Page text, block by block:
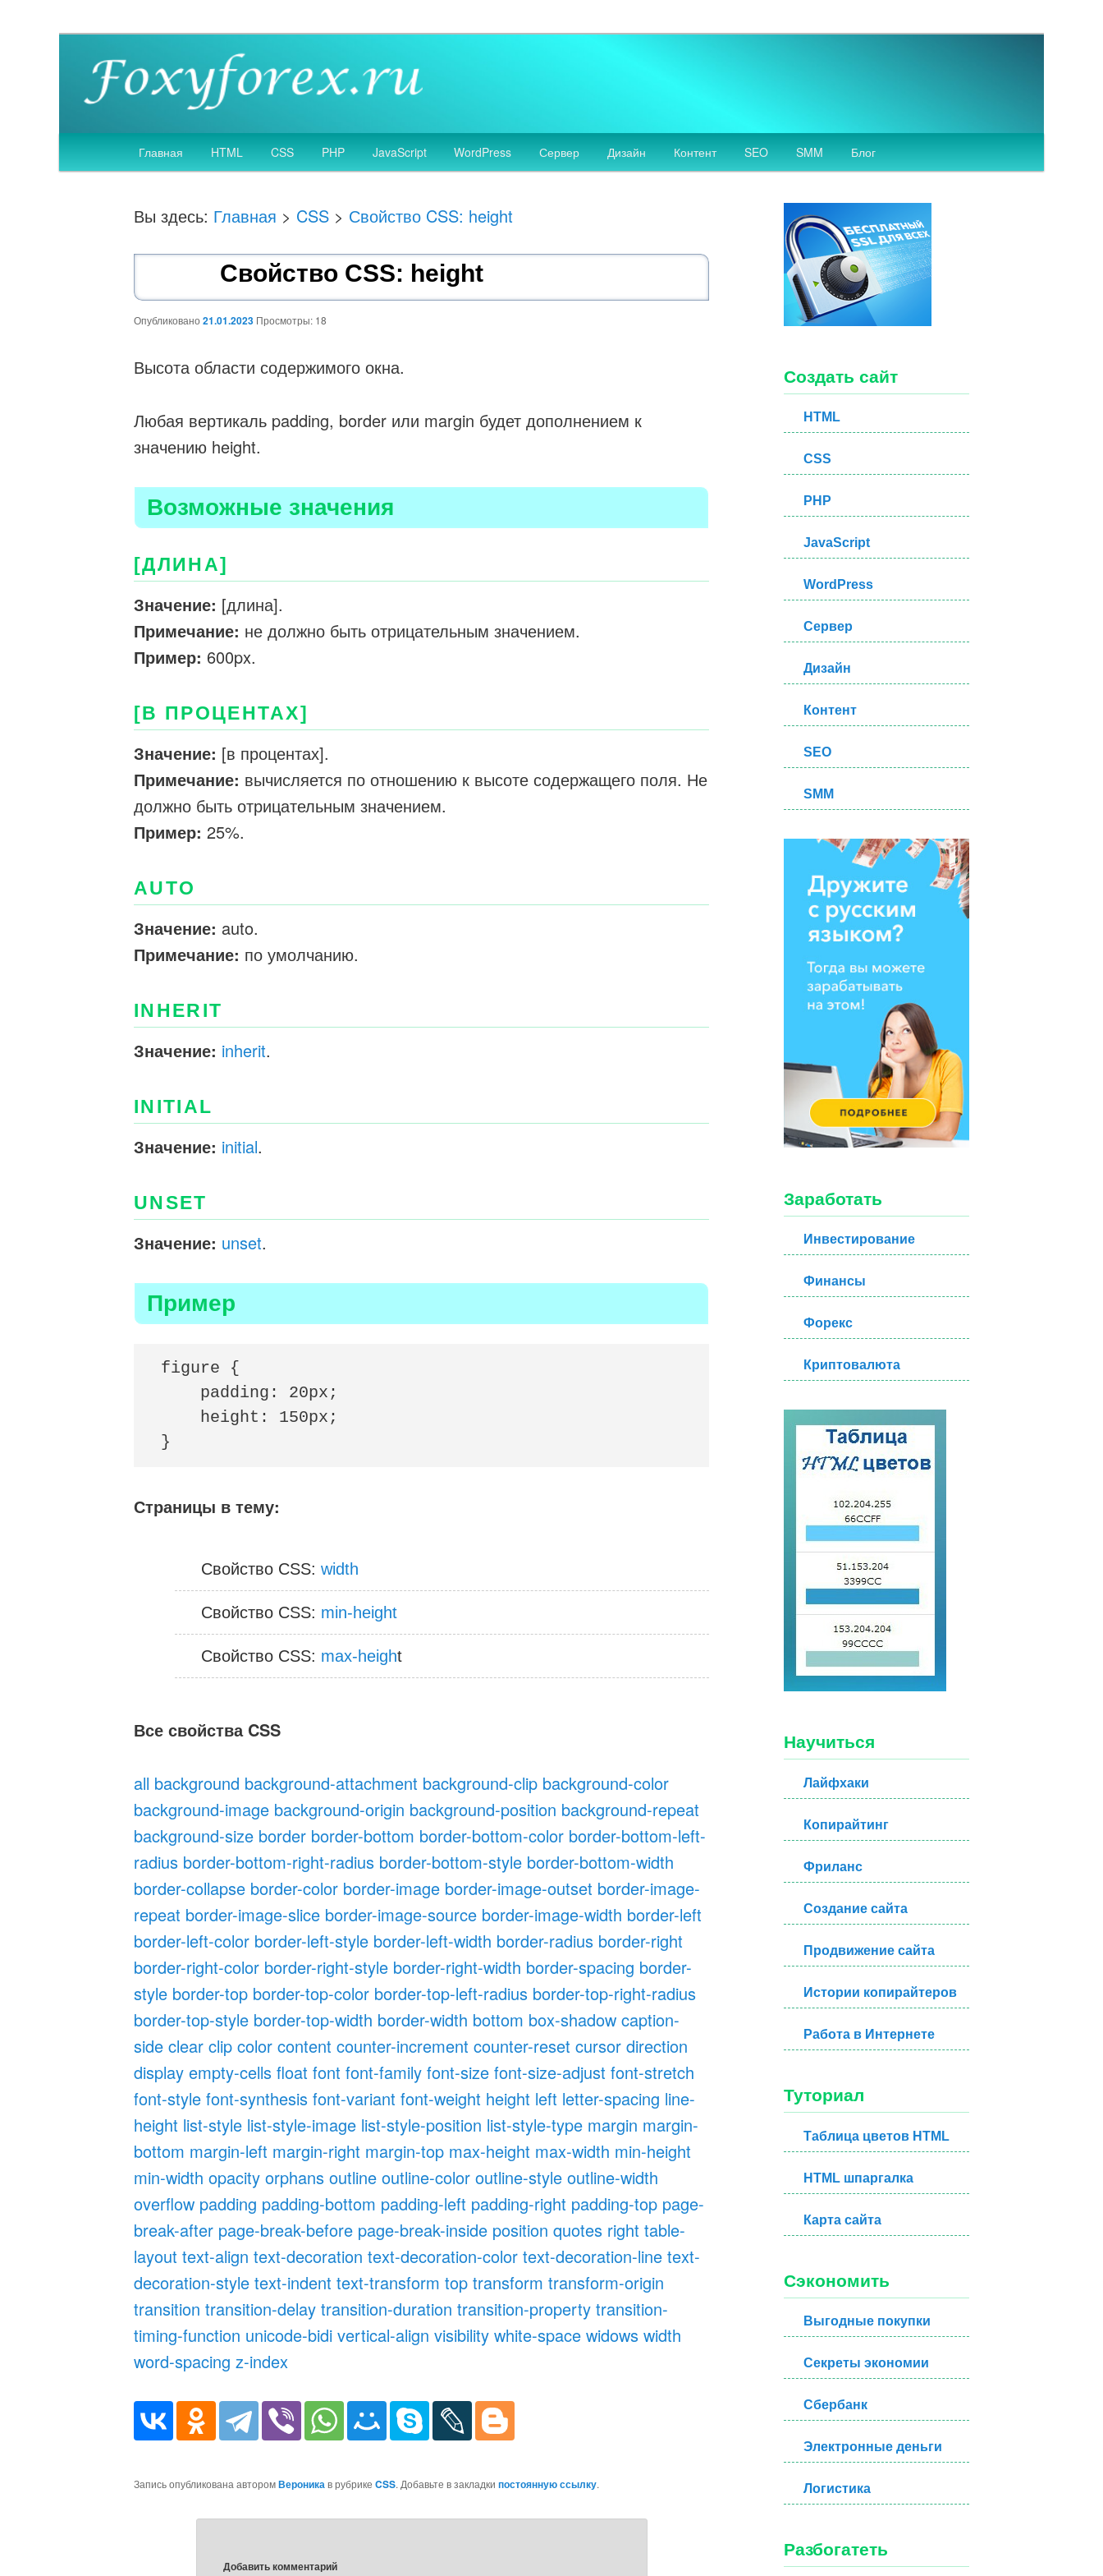
Веб дизайн и разработка сайтов
меню
Перейти
к
основному
содержимому
Главная HTML CSS PHP JavaScript WordPress Сервер Дизайн Контент SEO SMM Блог
Вы здесь: Главная > CSS > Свойство CSS: height
Свойство CSS: height
Опубликовано21.01.2023 Просмотры: 18
Высота области содержимого окна.
Любая вертикаль padding, border или margin будет дополнением к
значению height.
Возможные значения
[ДЛИНА]
Значение: [длина].
Примечание: не должно быть отрицательным значением.
Пример: 600px.
[В ПРОЦЕНТАХ]
Значение: [в процентах].
Примечание: вычисляется по отношению к высоте содержащего поля. Не
должно быть отрицательным значением.
Пример: 25%.
AUTO
Значение: auto.
Примечание: по умолчанию.
INHERIT
Значение: inherit.
INITIAL
Значение: initial.
UNSET
Значение: unset.
Пример
figure {
    padding: 20px;
    height: 150px;
}
Страницы в тему:
Свойство CSS:width
Свойство CSS: min-height
Свойство CSS: max-height
Все свойства CSS
all background background-attachment background-clip background-color
background-image background-origin background-position background-repeat
background-size border border-bottom border-bottom-color border-bottom-left-
radius border-bottom-right-radius border-bottom-style border-bottom-width
border-collapse border-color border-image border-image-outset border-image-
repeat border-image-slice border-image-source border-image-width border-left
border-left-color border-left-style border-left-width border-radius border-right
border-right-color border-right-style border-right-width border-spacing border-
style border-top border-top-color border-top-left-radius border-top-right-radius
border-top-style border-top-width border-width bottom box-shadow caption-
side clear clip color content counter-increment counter-reset cursor direction
display empty-cells float font font-family font-size font-size-adjust font-stretch
font-style font-synthesis font-variant font-weight height left letter-spacing line-
height list-style list-style-image list-style-position list-style-type margin margin-
bottom margin-left margin-right margin-top max-height max-width min-height
min-width opacity orphans outline outline-color outline-style outline-width
overflow padding padding-bottom padding-left padding-right padding-top page-
break-after page-break-before page-break-inside position quotes right table-
layout text-align text-decoration text-decoration-color text-decoration-line text-
decoration-style text-indent text-transform top transform transform-origin
transition transition-delay transition-duration transition-property transition-
timing-function unicode-bidi vertical-align visibility white-space widows width
word-spacing z-index
Запись опубликована авторомВероникав рубрикеCSS. Добавьте в закладкипостоянную ссылку.
Добавить комментарий
Создать сайт
HTML
CSS
PHP
JavaScript
WordPress
Сервер
Дизайн
Контент
SEO
SMM
Заработать
Инвестирование
Финансы
Форекс
Криптовалюта
Научиться
Лайфхаки
Копирайтинг
Фриланс
Создание сайта
Продвижение сайта
Истории копирайтеров
Работа в Интернете
Туториал
Таблица цветов HTML
HTML шпаргалка
Карта сайта
Сэкономить
Выгодные покупки
Секреты экономии
Сбербанк
Электронные деньги
Логистика
Разбогатеть